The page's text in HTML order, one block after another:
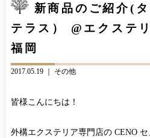
お問い合わせ
CONTACT
新商品のご紹介(
テラス） @エクステ
福岡
2017.05.19 ｜ その他
皆様こんにちは！
外構エクステリア専門店の CENO